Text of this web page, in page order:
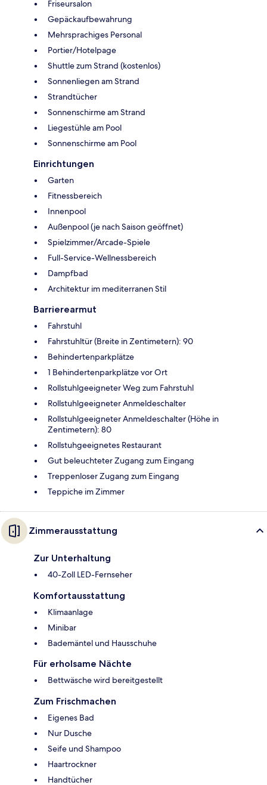
Friseursalon
Gepäckaufbewahrung
Mehrsprachiges Personal
Portier/Hotelpage
Shuttle zum Strand (kostenlos)
Sonnenliegen am Strand
Strandtücher
Sonnenschirme am Strand
Liegestühle am Pool
Sonnenschirme am Pool
Einrichtungen
Garten
Fitnessbereich
Innenpool
Außenpool (je nach Saison geöffnet)
Spielzimmer/Arcade-Spiele
Full-Service-Wellnessbereich
Dampfbad
Architektur im mediterranen Stil
Barrierearmut
Fahrstuhl
Fahrstuhltür (Breite in Zentimetern): 90
Behindertenparkplätze
1 Behindertenparkplätze vor Ort
Rollstuhlgeeigneter Weg zum Fahrstuhl
Rollstuhlgeeigneter Anmeldeschalter
Rollstuhlgeeigneter Anmeldeschalter (Höhe in
Zentimetern): 80
Rollstuhgeeignetes Restaurant
Gut beleuchteter Zugang zum Eingang
Treppenloser Zugang zum Eingang
Teppiche im Zimmer
Zimmerausstattung
Zur Unterhaltung
40-Zoll LED-Fernseher
Komfortausstattung
Klimaanlage
Minibar
Bademäntel und Hausschuhe
Für erholsame Nächte
Bettwäsche wird bereitgestellt
Zum Frischmachen
Eigenes Bad
Nur Dusche
Seife und Shampoo
Haartrockner
Handtücher